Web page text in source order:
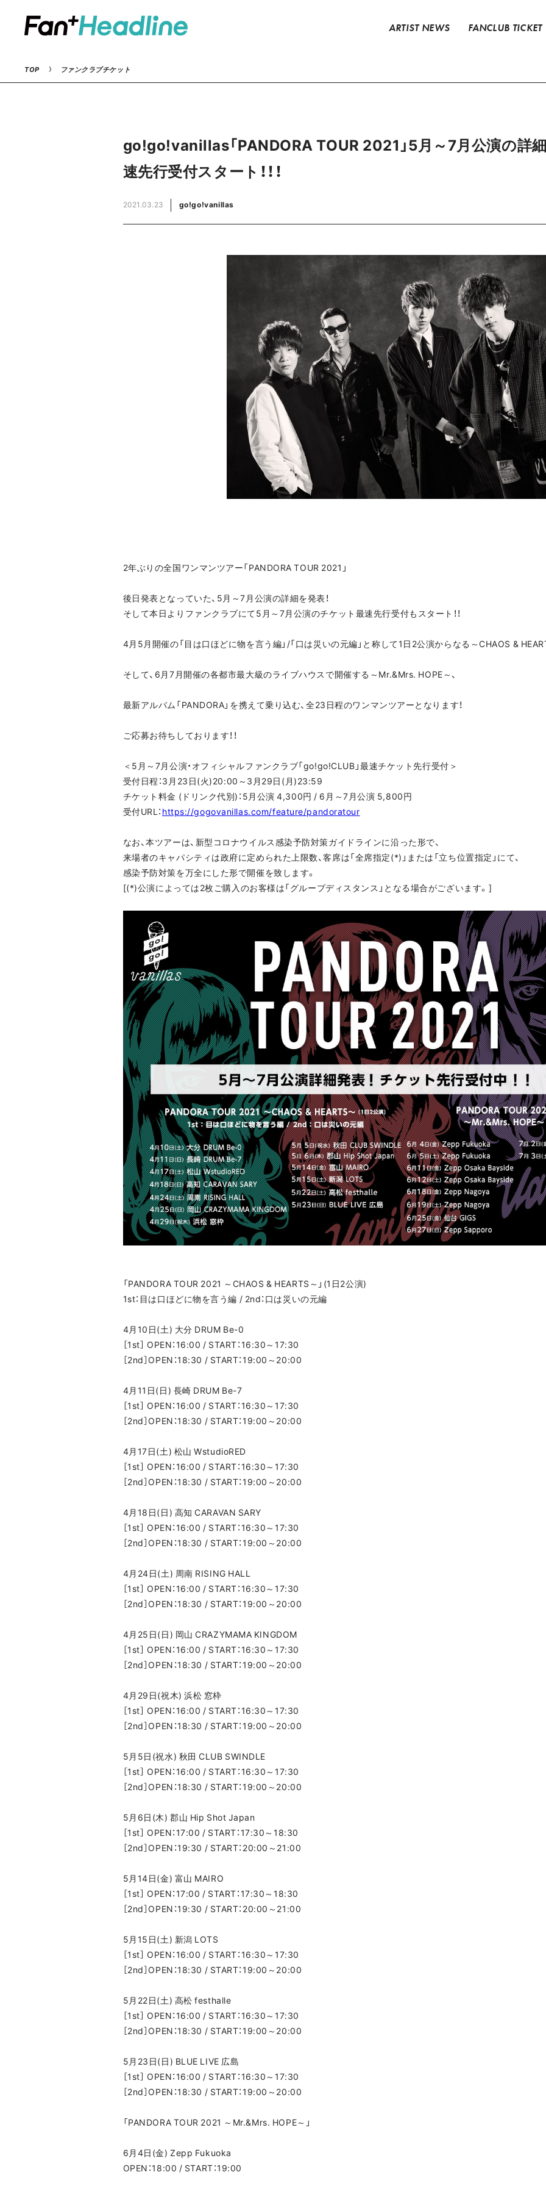
ARTIST NEWS FANCLUB TICKET
TOP ファンクラブチケット
go!go!vanillas「PANDORA TOUR 2021」5月～7月公演の詳細
速先行受付スタート！！！
2021.03.23 go!go!vanillas
2年ぶりの全国ワンマンツアー「PANDORA TOUR 2021」
後日発表となっていた、5月～7月公演の詳細を発表！
そして本日よりファンクラブにて5月～7月公演のチケット最速先行受付もスタート！！
4月5月開催の「目は口ほどに物を言う編」/「口は災いの元編」と称して1日2公演からなる～CHAOS &
そして、6月7月開催の各都市最大級のライブハウスで開催する～Mr.&Mrs. HOPE～、
最新アルバム「PANDORA」を携えて乗り込む、全23日程のワンマンツアーとなります！
ご応募お待ちしております！！
＜5月～7月公演・オフィシャルファンクラブ「go!go!CLUB」最速チケット先行受付＞
受付日程：3月23日(火)20:00～3月29日(月)23:59
チケット料金 (ドリンク代別)：5月公演 4,300円 / 6月～7月公演 5,800円
受付URL： https://gogovanillas.com/feature/pandoratour
なお、本ツアーは、新型コロナウイルス感染予防対策ガイドラインに沿った形で、
来場者のキャパシティは政府に定められた上限数、客席は「全席指定(*)」または「立ち位置指定」にて、
感染予防対策を万全にした形で開催を致します。
[(*)公演によっては2枚ご購入のお客様は「グループディスタンス」となる場合がございます。]
「PANDORA TOUR 2021 ～CHAOS & HEARTS～」(1日2公演)
1st：目は口ほどに物を言う編 / 2nd：口は災いの元編
4月10日(土) 大分 DRUM Be-0
［1st］ OPEN：16:00 / START：16:30～17:30
［2nd］OPEN：18:30 / START：19:00～20:00
4月11日(日) 長崎 DRUM Be-7
［1st］ OPEN：16:00 / START：16:30～17:30
［2nd］OPEN：18:30 / START：19:00～20:00
4月17日(土) 松山 WstudioRED
［1st］ OPEN：16:00 / START：16:30～17:30
［2nd］OPEN：18:30 / START：19:00～20:00
4月18日(日) 高知 CARAVAN SARY
［1st］ OPEN：16:00 / START：16:30～17:30
［2nd］OPEN：18:30 / START：19:00～20:00
4月24日(土) 周南 RISING HALL
［1st］ OPEN：16:00 / START：16:30～17:30
［2nd］OPEN：18:30 / START：19:00～20:00
4月25日(日) 岡山 CRAZYMAMA KINGDOM
［1st］ OPEN：16:00 / START：16:30～17:30
［2nd］OPEN：18:30 / START：19:00～20:00
4月29日(祝木) 浜松 窓枠
［1st］ OPEN：16:00 / START：16:30～17:30
［2nd］OPEN：18:30 / START：19:00～20:00
5月5日(祝水) 秋田 CLUB SWINDLE
［1st］ OPEN：16:00 / START：16:30～17:30
［2nd］OPEN：18:30 / START：19:00～20:00
5月6日(木) 郡山 Hip Shot Japan
［1st］ OPEN：17:00 / START：17:30～18:30
［2nd］OPEN：19:30 / START：20:00～21:00
5月14日(金) 富山 MAIRO
［1st］ OPEN：17:00 / START：17:30～18:30
［2nd］OPEN：19:30 / START：20:00～21:00
5月15日(土) 新潟 LOTS
［1st］ OPEN：16:00 / START：16:30～17:30
［2nd］OPEN：18:30 / START：19:00～20:00
5月22日(土) 高松 festhalle
［1st］ OPEN：16:00 / START：16:30～17:30
［2nd］OPEN：18:30 / START：19:00～20:00
5月23日(日) BLUE LIVE 広島
［1st］ OPEN：16:00 / START：16:30～17:30
［2nd］OPEN：18:30 / START：19:00～20:00
「PANDORA TOUR 2021 ～Mr.&Mrs. HOPE～」
6月4日(金) Zepp Fukuoka
OPEN：18:00 / START：19:00